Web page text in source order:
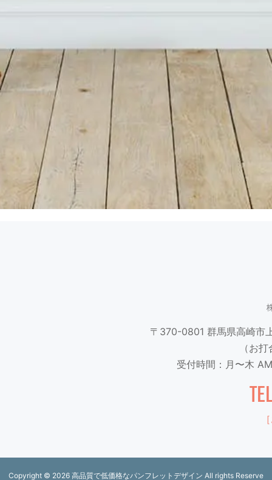
〒370-0801 群馬県高崎市
（お
受付時間：月〜木
Copyright © 2026 高品質で低価格なパンフレットデザイン All rights Reserve